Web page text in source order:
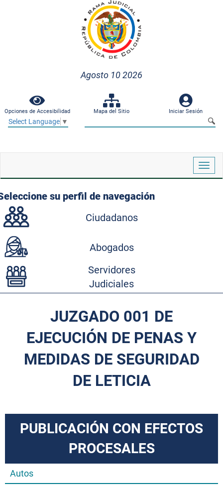
Agosto 10 2026
Opciones de Accesibilidad Mapa del Sitio Iniciar Sesión
Select Language ▼
su perfil de navegación
Ciudadanos
Abogados
Servidores
Judiciales
JUZGADO 001 DE
EJECUCIÓN DE PENAS Y
MEDIDAS DE SEGURIDAD
DE LETICIA
PUBLICACIÓN CON EFECTOS
PROCESALES
Autos